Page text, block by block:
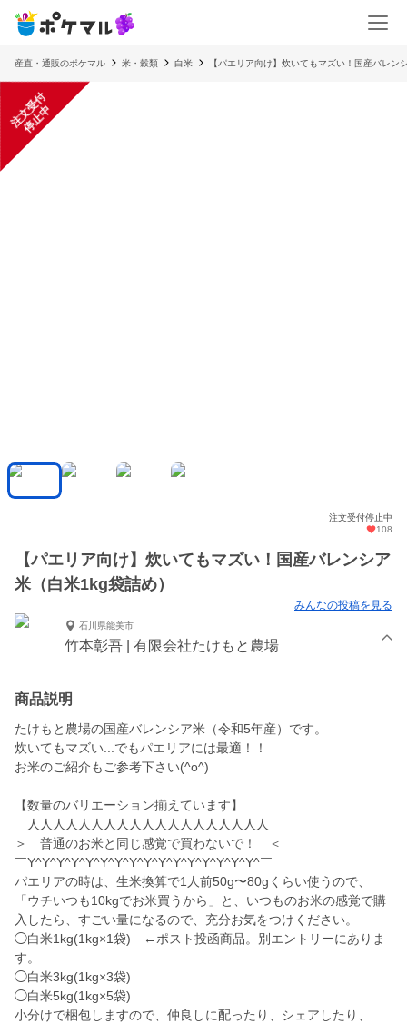
産直・通販のポケマル 米・穀類 白米 【パエリア向け】炊いてもマズい！国産バレン
注
文
受
付
停
止
中
注文受付停止中
108
【パエリア向け】炊いてもマズい！国産バレンシア
米（白米1kg袋詰め）
みんなの投稿を見る
石川県能美市
竹本彰吾 | 有限会社たけもと農場
商品説明
たけもと農場の国産バレンシア米（令和5年産）です。
炊いてもマズい...でもパエリアには最適！！
お米のご紹介もご参考下さい(^o^)
【数量のバリエーション揃えています】
＿人人人人人人人人人人人人人人人人人人人＿
＞ 普通のお米と同じ感覚で買わないで！ ＜
￣Y^Y^Y^Y^Y^Y^Y^Y^Y^Y^Y^Y^Y^Y^Y^Y^￣
パエリアの時は、生米換算で1人前50g〜80gくらい使うので、
「ウチいつも10kgでお米買うから」と、いつものお米の感覚で購
入したら、すごい量になるので、充分お気をつけください。
◯白米1kg(1kg×1袋) ←ポスト投函商品。別エントリーにありま
す。
◯白米3kg(1kg×3袋)
◯白米5kg(1kg×5袋)
小分けで梱包しますので、仲良しに配ったり、シェアしたり、